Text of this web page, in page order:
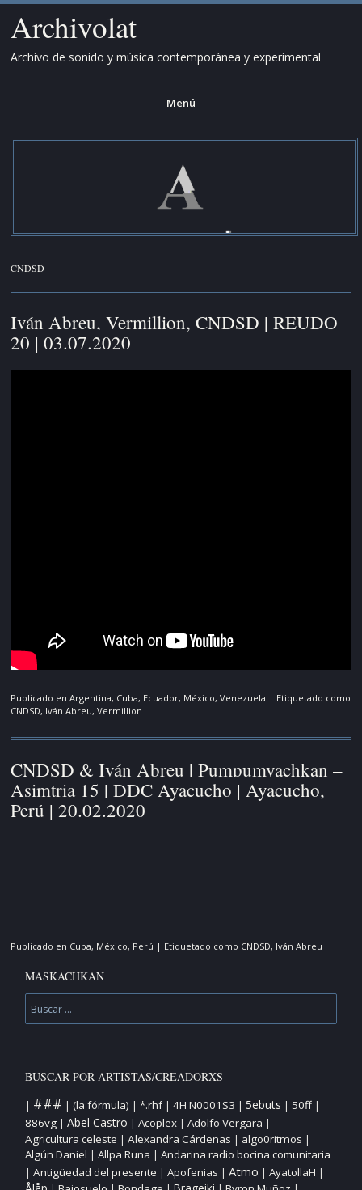
Archivolat
Archivo de sonido y música contemporánea y experimental
Menú
Saltar
CNDSD
Iván Abreu, Vermillion, CNDSD | REUDO
20 | 03.07.2020
Publicado en Argentina, Cuba, Ecuador, México, Venezuela | Etiquetado como
CNDSD, Iván Abreu, Vermillion
CNDSD & Iván Abreu | Pumpumyachkan –
Asimtria 15 | DDC Ayacucho | Ayacucho,
Perú | 20.02.2020
Publicado en Cuba, México, Perú | Etiquetado como CNDSD, Iván Abreu
MASKACHKAN
Buscar
BUSCAR POR ARTISTAS/CREADORXS
| ### | (la fórmula) | *.rhf| 4H N0001S3 | 5ebuts | 50ff|
886vg| Abel Castro | Acoplex| Adolfo Vergara |
Agricultura celeste | Alexandra Cárdenas | algo0ritmos |
Algún Daniel | Allpa Runa | Andarina radio bocina comunitaria
| Antigüedad del presente | Apofenias | Atmo | AyatollaH |